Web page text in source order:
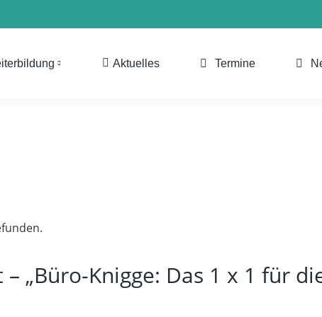
Aktuelles Termine
– „Büro-Knigge: Das 1 x 1 für